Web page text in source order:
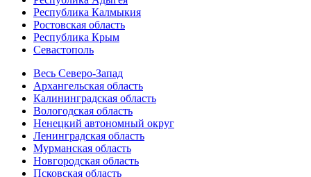
Республика Калмыкия
Ростовская область
Республика Крым
Севастополь
Весь Северо-Запад
Архангельская область
Калининградская область
Вологодская область
Ненецкий автономный округ
Ленинградская область
Мурманская область
Новгородская область
Псковская область